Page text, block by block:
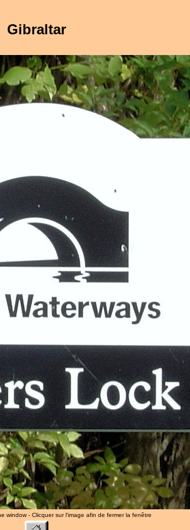
Gibraltar
window - Clicquer sur l'image afin de fermer la fenêtre